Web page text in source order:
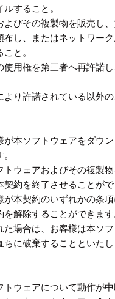
すること。
びその複製物を販売し
し、またはネットワーク
と。
使用権を第三者へ再許諾
り許諾されている以外の
が本ソフトウェアをダウ
トウェアおよびその複製
約を終了させることがで
が本契約のいずれかの条
を解除することができま
た場合は、お客様は本ソ
に破棄することといたし
トウェアについて動作が